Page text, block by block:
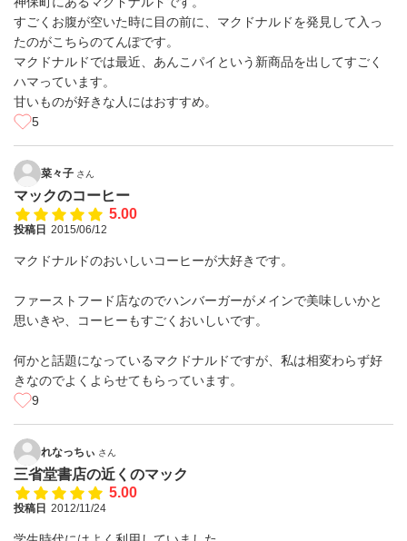
すごくお腹が空いた時に目の前に、マクドナルドを発見して入っ
たのがこちらのてんぽです。
マクドナルドでは最近、あんこパイという新商品を出してすごく
ハマっています。
甘いものが好きな人にはおすすめ。
5
菜々子 さん
マックのコーヒー
5.00
投稿日 2015/06/12
マクドナルドのおいしいコーヒーが大好きです。
ファーストフード店なのでハンバーガーがメインで美味しいかと
思いきや、コーヒーもすごくおいしいです。
何かと話題になっているマクドナルドですが、私は相変わらず好
きなのでよくよらせてもらっています。
9
れなっちぃ さん
三省堂書店の近くのマック
5.00
投稿日 2012/11/24